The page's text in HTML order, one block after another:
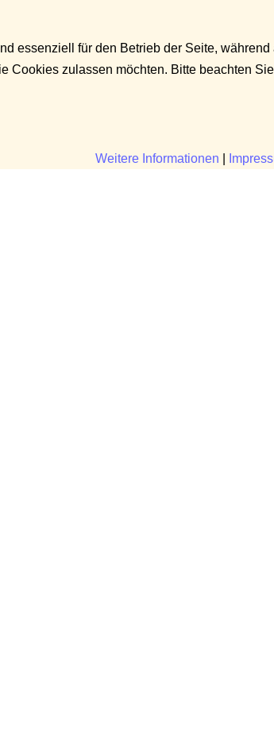
essenziell für den Betrieb der Seite,
Cookies zulassen möchten. Bitte beachten
Weitere Informationen